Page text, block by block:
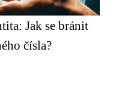
Jak se bránit
čísla?